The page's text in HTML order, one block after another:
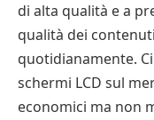
di alta qualità e a
qualità dei
quotidianamente.
schermi LCD sul
economici ma non